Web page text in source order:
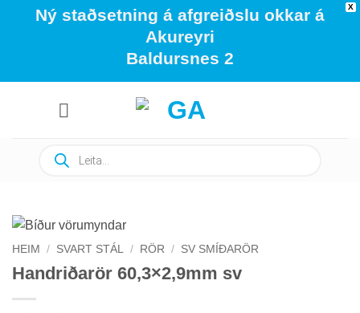
X
Ný staðsetning á afgreiðslu okkar á
Akureyri
Baldursnes 2
search
HEIM / SVART STÁL / RÖR / SV SMÍÐARÖR
Handriðarör 60,3×2,9mm sv